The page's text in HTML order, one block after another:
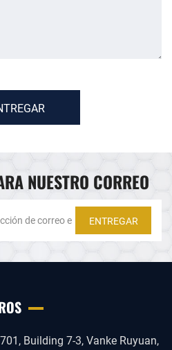
NUESTRO CORREO
ENTREGAR
Building 7-3, Vanke Ruyuan,